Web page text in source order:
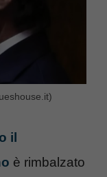
il
è rimbalzato